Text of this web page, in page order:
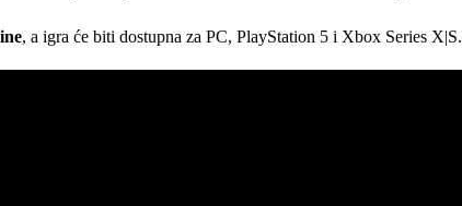
, a igra će biti dostupna za PC, PlayStation 5 i Xbox Series X|S.